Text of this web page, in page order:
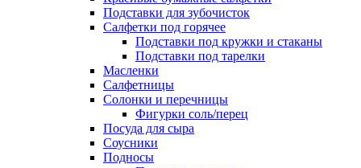
Подставки для зубочисток
Салфетки под горячее
Подставки под кружки и стаканы
Подставки под тарелки
Масленки
Салфетницы
Солонки и перечницы
Фигурки соль/перец
Посуда для сыра
Соусники
Подносы